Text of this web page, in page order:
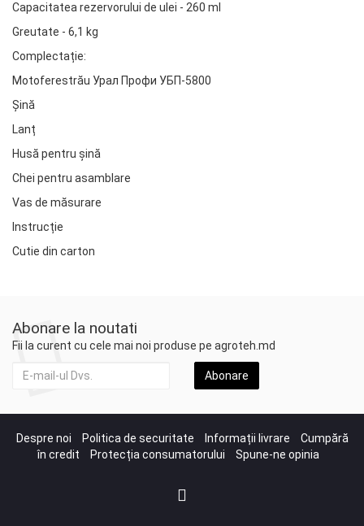
Capacitatea rezervorului de ulei - 260 ml
Greutate - 6,1 kg
Complectație:
Motoferestrău Урал Профи УБП-5800
Șină
Lanț
Husă pentru șină
Chei pentru asamblare
Vas de măsurare
Instrucție
Cutie din carton
Abonare la noutati
Fii la curent cu cele mai noi produse pe agroteh.md
Abonare
Despre noi Politica de securitate Informații livrare
Cumpără
în credit
Protecția consumatorului Spune-ne opinia